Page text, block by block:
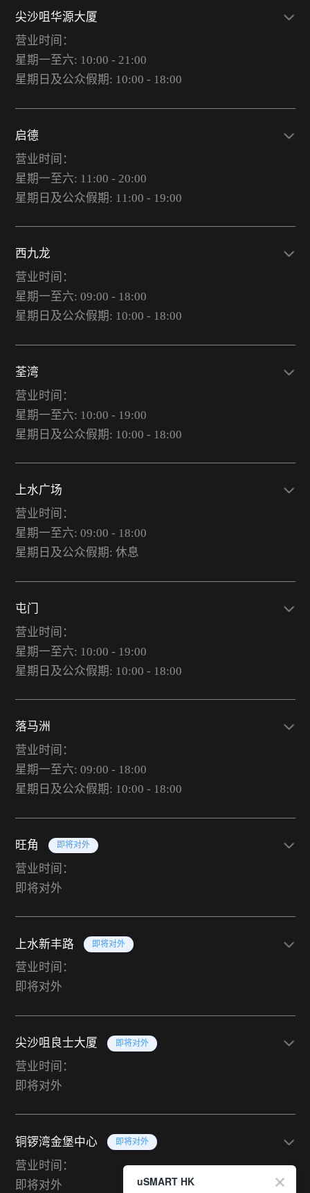
尖沙咀华源大厦
营业时间：
星期一至六: 10:00 - 21:00
星期日及公众假期: 10:00 - 18:00
启德
营业时间：
星期一至六: 11:00 - 20:00
星期日及公众假期: 11:00 - 19:00
西九龙
营业时间：
星期一至六: 09:00 - 18:00
星期日及公众假期: 10:00 - 18:00
荃湾
营业时间：
星期一至六: 10:00 - 19:00
星期日及公众假期: 10:00 - 18:00
上水广场
营业时间：
星期一至六: 09:00 - 18:00
星期日及公众假期: 休息
屯门
营业时间：
星期一至六: 10:00 - 19:00
星期日及公众假期: 10:00 - 18:00
落马洲
营业时间：
星期一至六: 09:00 - 18:00
星期日及公众假期: 10:00 - 18:00
旺角 即将对外
营业时间：
即将对外
上水新丰路 即将对外
营业时间：
即将对外
尖沙咀良士大厦 即将对外
营业时间：
即将对外
铜锣湾金堡中心 即将对外
营业时间：
即将对外
uSMART HK